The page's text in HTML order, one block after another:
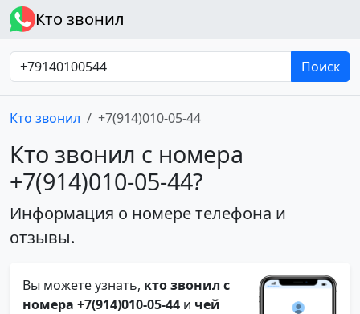
Кто звонил
Поиск
Кто звонил +7(914)010-05-44
Кто звонил с номера
+7(914)010-05-44?
Информация о номере телефона и
отзывы.
Вы можете узнать, кто звонил с
номера +7(914)010-05-44 и чей